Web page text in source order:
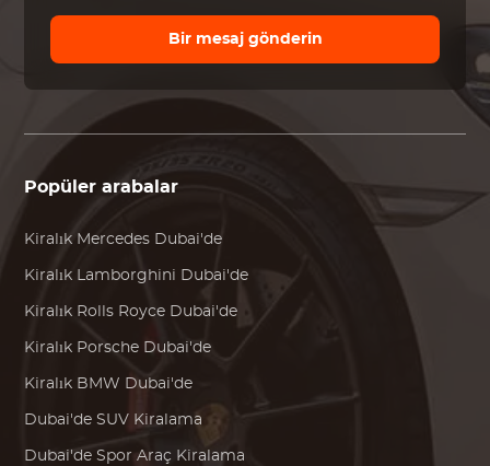
Bir mesaj gönderin
Popüler arabalar
Kiralık Mercedes Dubai'de
Kiralık Lamborghini Dubai'de
Kiralık Rolls Royce Dubai'de
Kiralık Porsche Dubai'de
Kiralık BMW Dubai'de
Dubai'de SUV Kiralama
Dubai'de Spor Araç Kiralama